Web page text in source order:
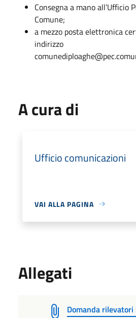
Consegna a mano all’Ufficio
Comune;
a mezzo posta elettronica
indirizzo
A cura di
Ufficio comunicazioni
VAI ALLA PAGINA
Allegati
Domanda